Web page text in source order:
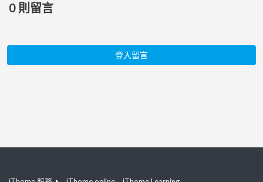
0 則留言
登入留言